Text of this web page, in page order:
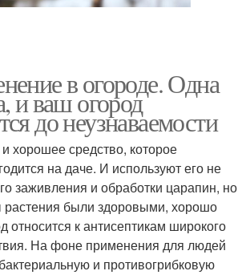
в огороде. Одна
и ваш огород
до неузнаваемости
хорошее средство, которое
на даче. И используют его не
заживления и обработки царапин, но
растения были здоровыми, хорошо
относится к антисептикам широкого
На фоне применения для людей
и противогрибковую